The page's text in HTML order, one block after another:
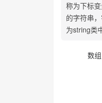
称为下标
的字符串
为string类
数组